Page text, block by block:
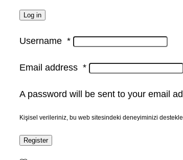
Log in
Username *
Email address *
A password will be sent to your email
Kişisel verileriniz, bu web sitesindeki deneyiminizi
Register